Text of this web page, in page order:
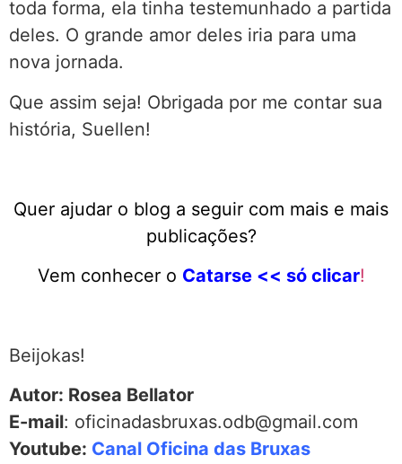
toda forma, ela tinha testemunhado a partida
deles. O grande amor deles iria para uma
nova jornada.
Que assim seja! Obrigada por me contar sua
história, Suellen!
Quer ajudar o blog a seguir com mais e mais
publicações?
Vem conhecer o Catarse << só clicar!
Beijokas!
Autor: Rosea Bellator
E-mail: oficinadasbruxas.odb@gmail.com
Youtube: Canal Oficina das Bruxas